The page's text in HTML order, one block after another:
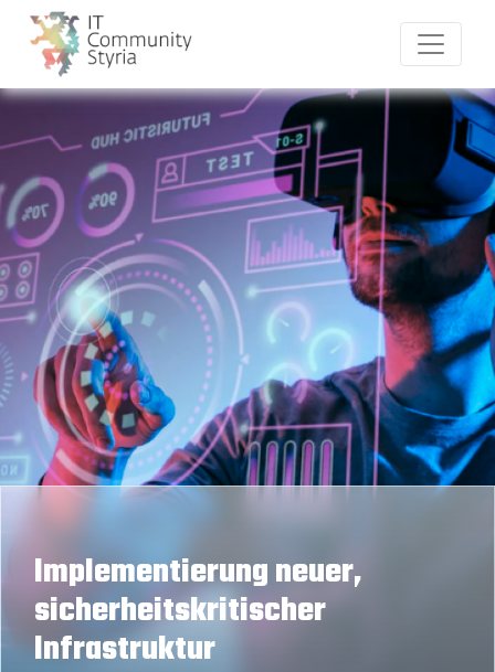
Implementierung neuer,
sicherheitskritischer
Infrastruktur